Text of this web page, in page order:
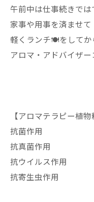
午前中は仕事続きでは
家事や用事を済ませて
軽くランチ🍽️をしてか
アロマ・アドバイザー
【アロマテラピー植
抗菌作用
抗真菌作用
抗ウイルス作用
抗寄生虫作用